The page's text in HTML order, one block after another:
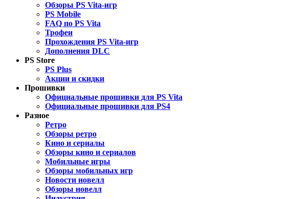
Обзоры PS Vita-игр
PS Mobile
FAQ по PS Vita
Трофеи
Прохождения PS Vita-игр
Дополнения DLC
PS Store
PS Plus
Акции и скидки
Прошивки
Официальные прошивки для PS Vita
Официальные прошивки для PS4
Разное
Ретро
Обзоры ретро
Кино и сериалы
Обзоры кино и сериалов
Мобильные игры
Обзоры мобильных игр
Новости новелл
Обзоры новелл